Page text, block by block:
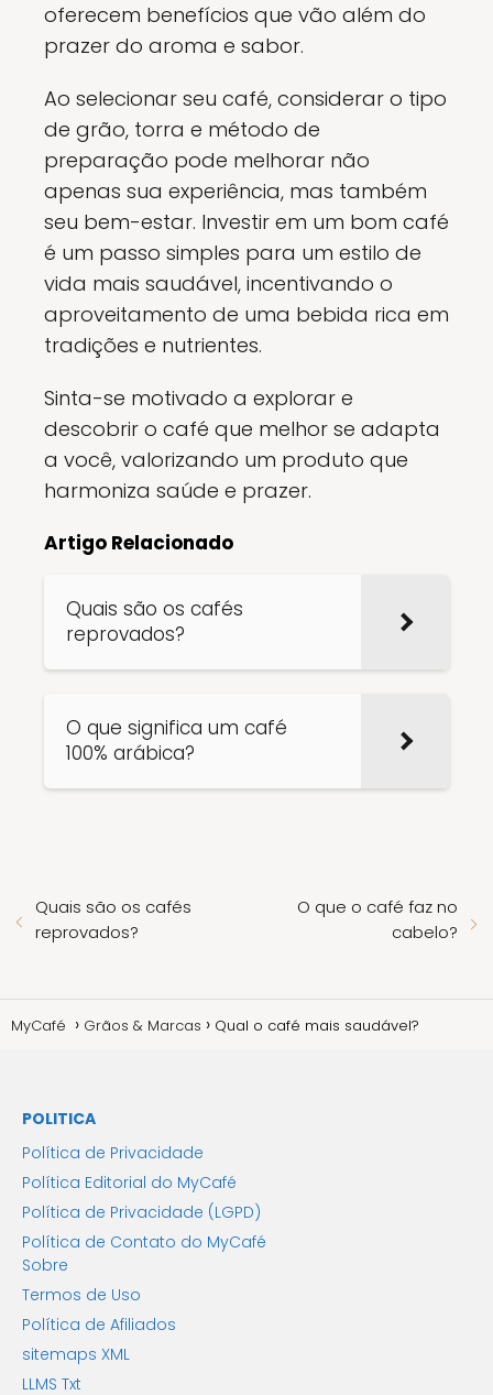
oferecem benefícios que vão além do
prazer do aroma e sabor.
Ao selecionar seu café, considerar o tipo
de grão, torra e método de
preparação pode melhorar não
apenas sua experiência, mas também
seu bem-estar. Investir em um bom café
é um passo simples para um estilo de
vida mais saudável, incentivando o
aproveitamento de uma bebida rica em
tradições e nutrientes.
Sinta-se motivado a explorar e
descobrir o café que melhor se adapta
a você, valorizando um produto que
harmoniza saúde e prazer.
Artigo Relacionado
Quais são os cafés
reprovados?
O que significa um café
100% arábica?
Quais são os cafés
reprovados?
O que o café faz no
cabelo?
MyCafé Grãos & Marcas Qual o café mais saudável?
POLITICA
Política de Privacidade
Política Editorial do MyCafé
Política de Privacidade (LGPD)
Política de Contato do MyCafé
Sobre
Termos de Uso
Política de Afiliados
sitemaps XML
LLMS Txt